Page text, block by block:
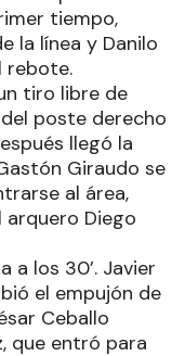
tiempo,
la línea y Danilo
rebote.
tiro libre de
poste derecho
llegó la
Giraudo se
al área,
arquero Diego
a los 30’. Javier
el empujón de
Ceballo
que entró para